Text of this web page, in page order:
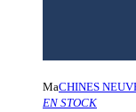
MaCHINES
EN STOCK